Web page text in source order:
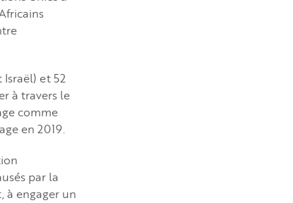
et 52
à travers le
comme
en 2019.
par la
à engager un